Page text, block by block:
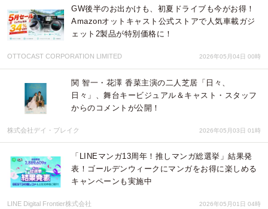
GW後半のお出かけも、初夏ドライブも今がお得！
Amazonオットキャスト公式ストアで人気車載ガジ
ェット2製品が特別価格に！
OTTOCAST CORPORATION LIMITED 2026年05月04日 00時
関 智一・花澤 香菜主演の二人芝居「日々、
日々」、舞台キービジュアル＆キャスト・スタッフ
からのコメントが公開！
株式会社デイ・ブレイク 2026年05月03日 01時
「LINEマンガ13周年！推しマンガ総選挙」結果発
表！ゴールデンウィークにマンガをお得に楽しめる
キャンペーンも実施中
LINE Digital Frontier株式会社 2026年05月01日 04時